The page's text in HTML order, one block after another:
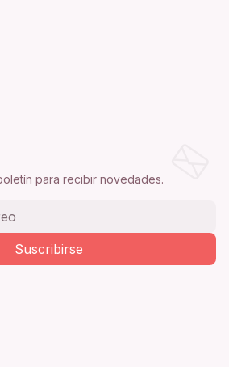
para recibir novedades.